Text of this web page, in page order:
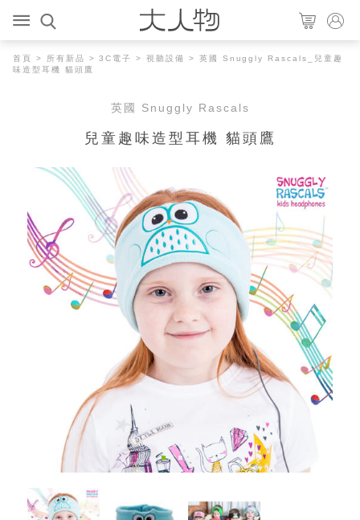
首頁 > 所有新品 >3C電子 >視聽設備
> 英國 Snuggly Rascals_兒童趣
味造型耳機 貓頭鷹
英國 Snuggly Rascals
兒童趣味造型耳機 貓頭鷹